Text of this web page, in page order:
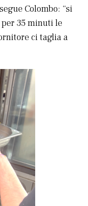
Colombo: “si
35 minuti le
ci taglia a